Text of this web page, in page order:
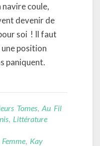
navire coule,
devenir de
soi ! Il faut
position
paniquent.
Tomes Au Fil
Littérature
Femme Kay